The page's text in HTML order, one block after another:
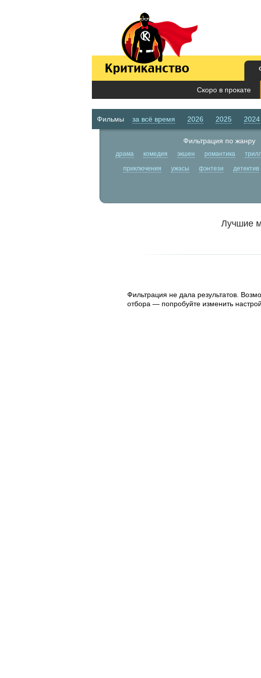
Скоро в прокате
Фильмы за всё время 2026 2025 2024
Фильтрация по жанру
драма комедия экшен романтика
приключения ужасы фэнтези детектив
Лучшие
Фильтрация не дала результатов.
отбора — попробуйте изменить